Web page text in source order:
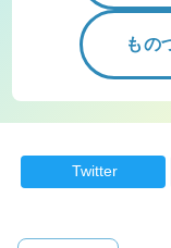
もの
Twitter